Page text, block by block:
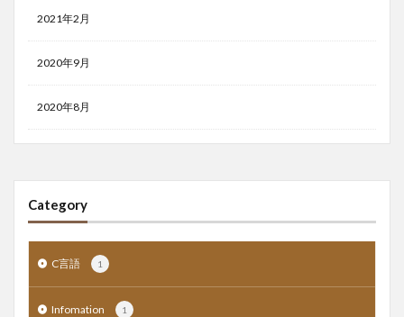
2021年2月
2020年9月
2020年8月
Category
C言語 1
Infomation 1